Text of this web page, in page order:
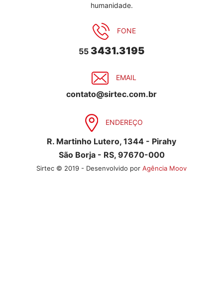
humanidade.
FONE
55 3431.3195
EMAIL
contato@sirtec.com.br
ENDEREÇO
R. Martinho Lutero, 1344 - Pirahy
São Borja - RS, 97670-000
Sirtec © 2019 - Desenvolvido por Agência Moov